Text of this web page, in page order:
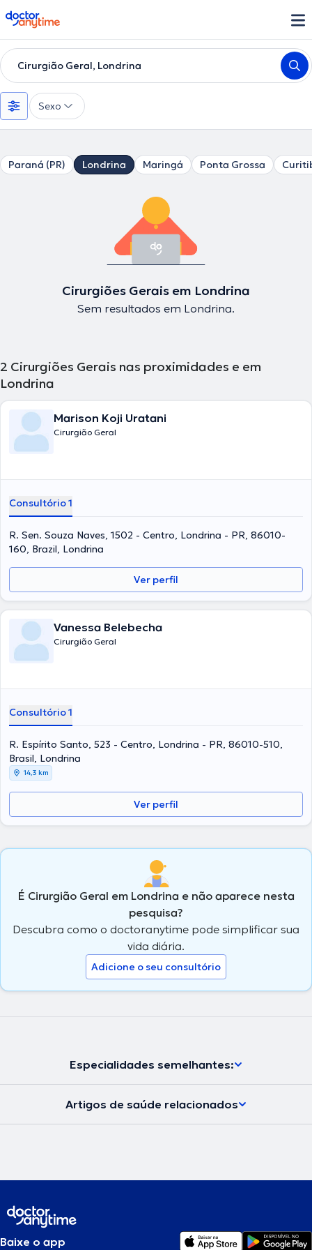
doctoranytime
Cirurgião Geral, Londrina
Sexo
Paraná (PR) Londrina Maringá Ponta Grossa
Cirurgiões Gerais em Londrina
Sem resultados em Londrina.
2 Cirurgiões Gerais nas proximidades e em
Londrina
Marison Koji Uratani
Cirurgião Geral
Consultório 1
R. Sen. Souza Naves, 1502 - Centro, Londrina - PR, 86010-
160, Brazil, Londrina
Ver perfil
Vanessa Belebecha
Cirurgião Geral
Consultório 1
R. Espírito Santo, 523 - Centro, Londrina - PR, 86010-510,
Brasil, Londrina
14,3 km
Ver perfil
É Cirurgião Geral em Londrina e não aparece nesta
pesquisa?
Descubra como o doctoranytime pode simplificar sua
vida diária.
Adicione o seu consultório
Especialidades semelhantes:
Artigos de saúde relacionados
Baixe o app